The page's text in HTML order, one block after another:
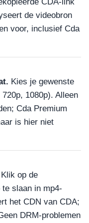
de videobron
voor, inclusief Cda
Kies je gewenste
1080p). Alleen
Cda Premium
is hier niet
Klik op de
slaan in mp4-
het CDN van CDA;
DRM-problemen